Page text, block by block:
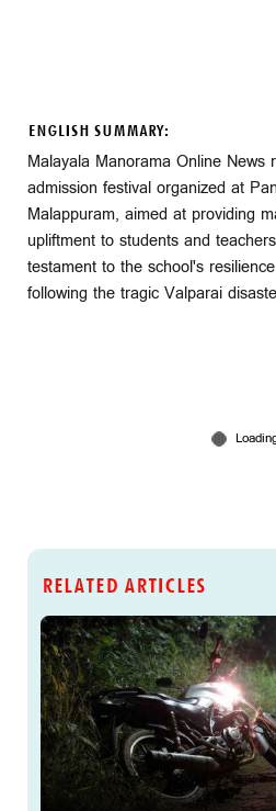
ENGLISH SUMMARY:
Malayala Manorama Online News
admission festival organized at
Malappuram, aimed at providing
upliftment to students and
testament to the school's
following the tragic Valparai
RELATED ARTICLES